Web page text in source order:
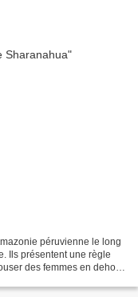
péruvienne le long
Ils présentent une règle
des femmes en dehors